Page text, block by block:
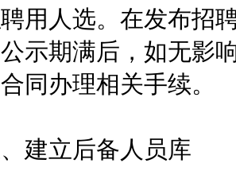
用人选。在发布招
示期满后，如无影
同办理相关手续。
立后备人员库